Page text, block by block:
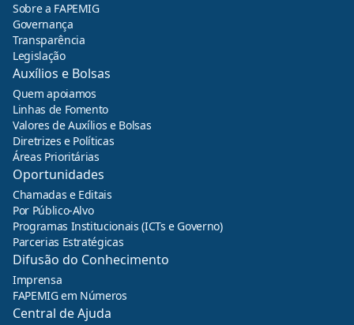
Sobre a FAPEMIG
Governança
Transparência
Legislação
Auxílios e Bolsas
Quem apoiamos
Linhas de Fomento
Valores de Auxílios e Bolsas
Diretrizes e Políticas
Áreas Prioritárias
Oportunidades
Chamadas e Editais
Por Público-Alvo
Programas Institucionais (ICTs e Governo)
Parcerias Estratégicas
Difusão do Conhecimento
Imprensa
FAPEMIG em Números
Central de Ajuda